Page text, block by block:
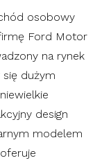
osobowy
Ford Motor
na rynek
dużym
design
modelem